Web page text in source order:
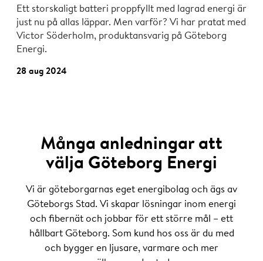
Ett storskaligt batteri proppfyllt med lagrad energi är
just nu på allas läppar. Men varför? Vi har pratat med
Victor Söderholm, produktansvarig på Göteborg
Energi.
28 aug 2024
Många anledningar att
välja Göteborg Energi
Vi är göteborgarnas eget energibolag och ägs av
Göteborgs Stad. Vi skapar lösningar inom energi
och fibernät och jobbar för ett större mål – ett
hållbart Göteborg. Som kund hos oss är du med
och bygger en ljusare, varmare och mer